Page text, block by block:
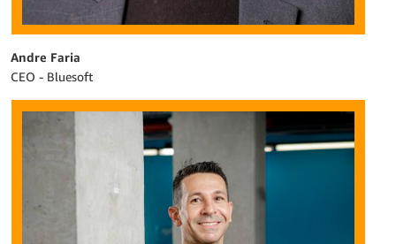
Andre Faria
CEO - Bluesoft